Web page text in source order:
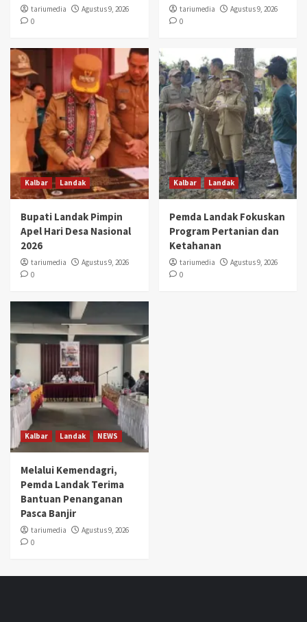
tariumedia
Agustus 9, 2026
0
tariumedia
Agustus 9, 2026
0
Kalbar Landak
Bupati Landak Pimpin
Apel Hari Desa Nasional
2026
tariumedia
Agustus 9, 2026
0
Kalbar Landak
Pemda Landak Fokuskan
Program Pertanian dan
Ketahanan
tariumedia
Agustus 9, 2026
0
Kalbar Landak NEWS
Melalui Kemendagri,
Pemda Landak Terima
Bantuan Penanganan
Pasca Banjir
tariumedia
Agustus 9, 2026
0